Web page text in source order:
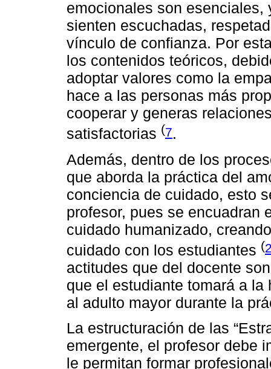
emocionales son
sienten escuchadas,
vínculo de confianza. Por
los contenidos teóricos,
adoptar valores como la
hace a las personas más
cooperar y generas
satisfactorias (7.
Además, dentro de los
que aborda la práctica del
conciencia de cuidado, esto
profesor, pues se encuadran
cuidado humanizado,
cuidado con los estudiantes (
actitudes que del docente
que el estudiante tomará a
al adulto mayor durante la
La estructuración de las
emergente, el profesor debe
le permitan formar